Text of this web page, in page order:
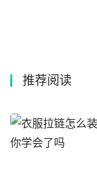
推荐阅读